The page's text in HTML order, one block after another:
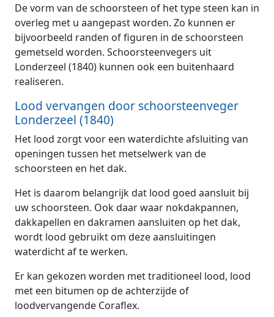
De vorm van de schoorsteen of het type steen kan in
overleg met u aangepast worden. Zo kunnen er
bijvoorbeeld randen of figuren in de schoorsteen
gemetseld worden. Schoorsteenvegers uit
Londerzeel (1840) kunnen ook een buitenhaard
realiseren.
Lood vervangen door schoorsteenveger
Londerzeel (1840)
Het lood zorgt voor een waterdichte afsluiting van
openingen tussen het metselwerk van de
schoorsteen en het dak.
Het is daarom belangrijk dat lood goed aansluit bij
uw schoorsteen. Ook daar waar nokdakpannen,
dakkapellen en dakramen aansluiten op het dak,
wordt lood gebruikt om deze aansluitingen
waterdicht af te werken.
Er kan gekozen worden met traditioneel lood, lood
met een bitumen op de achterzijde of
loodvervangende Coraflex.